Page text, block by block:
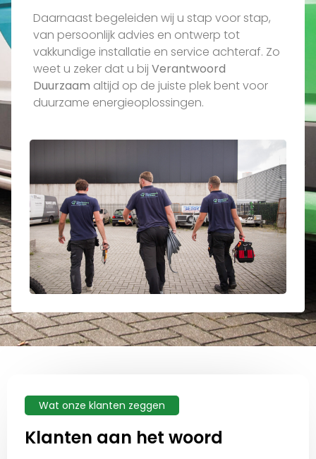
Daarnaast begeleiden wij u stap voor stap,
van persoonlijk advies en ontwerp tot
vakkundige installatie en service achteraf. Zo
weet u zeker dat u bij Verantwoord
Duurzaam altijd op de juiste plek bent voor
duurzame energieoplossingen.
Wat onze klanten zeggen
Klanten aan het woord